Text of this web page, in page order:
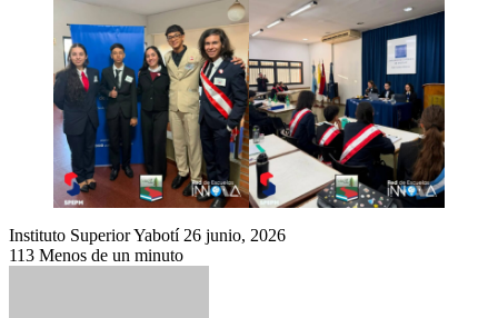
Instituto Superior Yabotí Send
an
26 junio, 2026
113 Menos de un minuto